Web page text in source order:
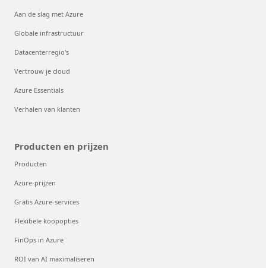
Aan de slag met Azure
Globale infrastructuur
Datacenterregio's
Vertrouw je cloud
Azure Essentials
Verhalen van klanten
Producten en prijzen
Producten
Azure-prijzen
Gratis Azure-services
Flexibele koopopties
FinOps in Azure
ROI van AI maximaliseren